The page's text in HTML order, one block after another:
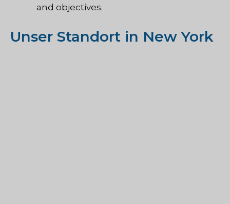
and objectives.
Unser Standort in New York